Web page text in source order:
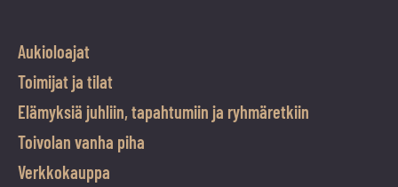
Aukioloajat
Toimijat ja tilat
Elämyksiä juhliin, tapahtumiin ja ryhmäretkiin
Toivolan vanha piha
Verkkokauppa